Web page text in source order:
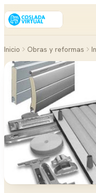
Inicio Obras y reformas